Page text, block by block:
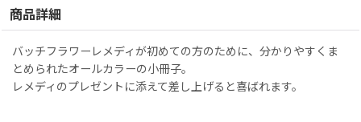
商品詳細
バッチフラワーレメディが初めての方のために、分かりやすくま
とめられたオールカラーの小冊子。
レメディのプレゼントに添えて差し上げると喜ばれます。